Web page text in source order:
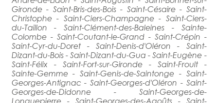
Gironde - Saint-Bris-des-Bois - Saint-Césaire - Saint-
Christophe - Saint-Ciers-Champagne - Saint-Ciers-
du-Taillon - Saint-Clément-des-Baleines - Sainte-
Colombe - Saint-Coutant-le-Grand - Saint-Crépin -
Saint-Cyr-du-Doret - Saint-Denis-d'Oléron - Saint-
Dizant-du-Bois - Saint-Dizant-du-Gua - Saint-Eugène -
Saint-Félix - Saint-Fort-sur-Gironde - Saint-Froult -
Sainte-Gemme - Saint-Genis-de-Saintonge - Saint-
Georges-Antignac - Saint-Georges-d'Oléron - Saint-
Georges-de-Didonne - Saint-Georges-de-
Longuepierre - Saint-Georges-des-Agoûts - Saint-